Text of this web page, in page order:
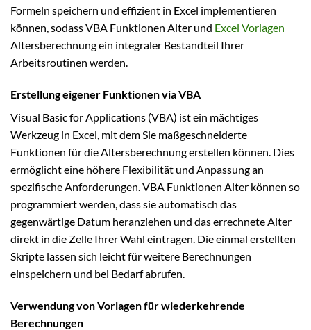
Formeln speichern und effizient in Excel implementieren
können, sodass VBA Funktionen Alter und Excel Vorlagen
Altersberechnung ein integraler Bestandteil Ihrer
Arbeitsroutinen werden.
Erstellung eigener Funktionen via VBA
Visual Basic for Applications (VBA) ist ein mächtiges
Werkzeug in Excel, mit dem Sie maßgeschneiderte
Funktionen für die Altersberechnung erstellen können. Dies
ermöglicht eine höhere Flexibilität und Anpassung an
spezifische Anforderungen. VBA Funktionen Alter können so
programmiert werden, dass sie automatisch das
gegenwärtige Datum heranziehen und das errechnete Alter
direkt in die Zelle Ihrer Wahl eintragen. Die einmal erstellten
Skripte lassen sich leicht für weitere Berechnungen
einspeichern und bei Bedarf abrufen.
Verwendung von Vorlagen für wiederkehrende
Berechnungen